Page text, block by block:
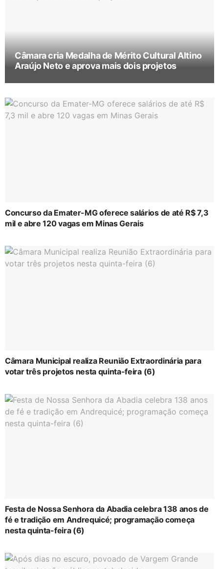
Câmara cria Medalha de Mérito Cultural Altino
Araújo Neto e aprova mais dois projetos
Concurso da Emater-MG oferece salários de até R$ 7,3
mil e abre 120 vagas em Minas Gerais
Câmara Municipal realiza Reunião Extraordinária para
votar três projetos nesta quinta-feira (6)
Festa de Nossa Senhora da Abadia celebra 138 anos de
fé e tradição em Andrequicé; programação começa
nesta quinta-feira (6)